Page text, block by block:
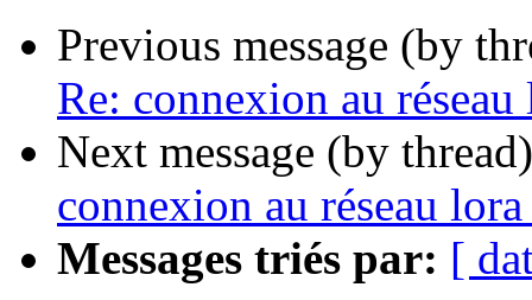
Previous message (by
Re: connexion au
Next message (by
connexion au réseau
Messages triés par: [